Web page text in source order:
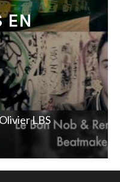
EN
Olivier LBS